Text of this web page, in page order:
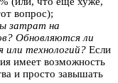
вопрос);
затрат на
Обновляются ли
или технологий? Если
имеет возможность
и просто завышать